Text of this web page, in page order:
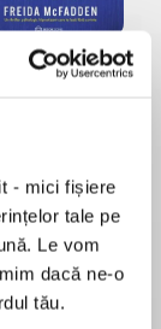
- mici fișiere
tale pe
Le vom
dacă ne-o
tău.
Menajera
Freida McFadden
Migdală
Sohn Won-pyung